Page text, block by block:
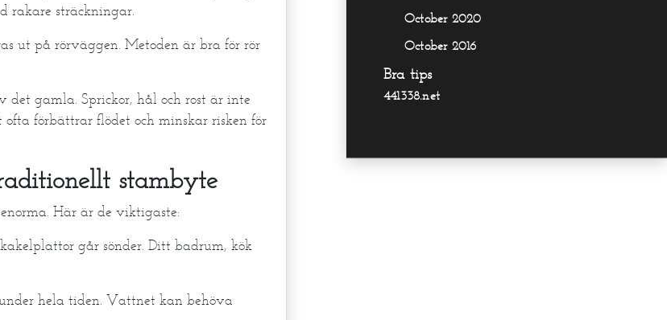
rakare sträckningar.
ut på rörväggen. Metoden är bra för rör
gamla. Sprickor, hål och rost är inte
förbättrar flödet och minskar risken för
stambyte
Här är de viktigaste:
går sönder. Ditt badrum, kök
hela tiden. Vattnet kan behöva
October 2020
October 2016
Bra tips
441338.net